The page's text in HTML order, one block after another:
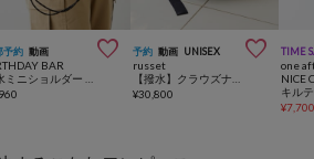
予約 動画 
BAR
予約 動画 UNISEX 
russet
¥30,800
TIME
one
NICE
¥